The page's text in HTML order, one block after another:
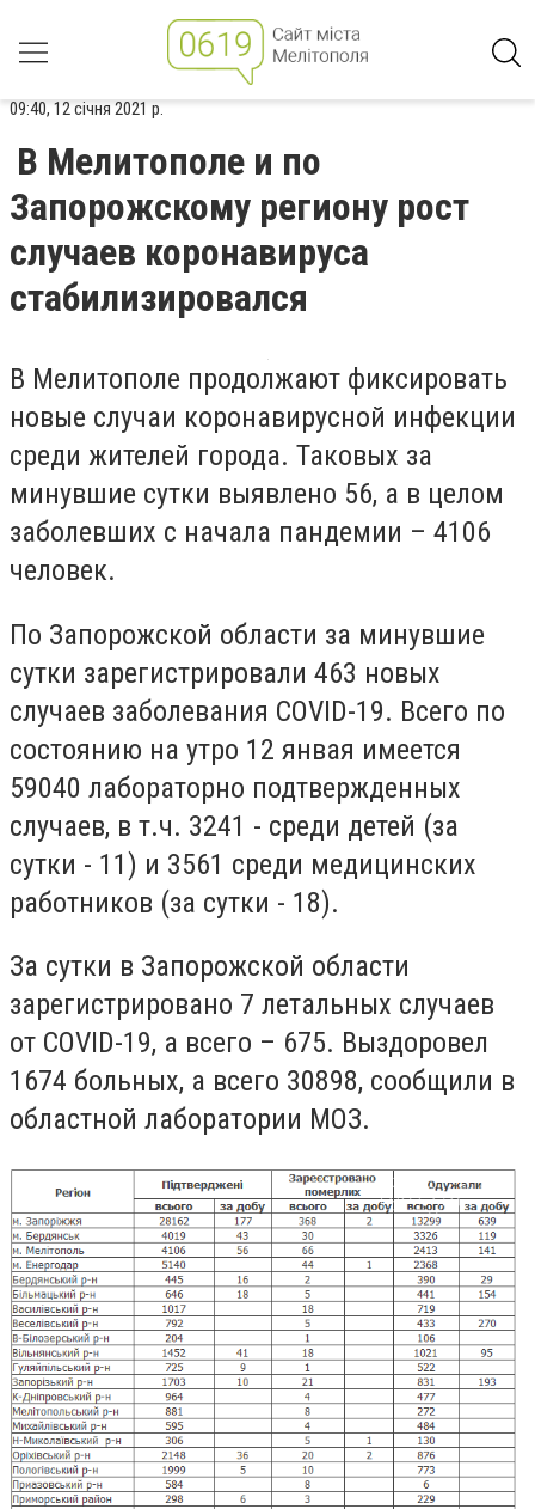
09:40, 12 січня 2021 р.
В Мелитополе и по
Запорожскому региону рост
случаев коронавируса
стабилизировался
В Мелитополе продолжают фиксировать
новые случаи коронавирусной инфекции
среди жителей города. Таковых за
минувшие сутки выявлено 56, а в целом
заболевших с начала пандемии – 4106
человек.
По Запорожской области за минувшие
сутки зарегистрировали 463 новых
случаев заболевания COVID-19. Всего по
состоянию на утро 12 янвая имеется
59040 лабораторно подтвержденных
случаев, в т.ч. 3241 - среди детей (за
сутки - 11) и 3561 среди медицинских
работников (за сутки - 18).
За сутки в Запорожской области
зарегистрировано 7 летальных случаев
от COVID-19, а всего – 675. Выздоровел
1674 больных, а всего 30898, сообщили в
областной лаборатории МОЗ.